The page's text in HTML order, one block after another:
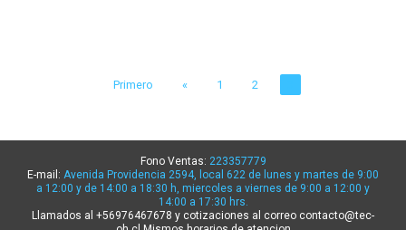
Primero « 1 2
Fono Ventas: 223357779
E-mail: Avenida Providencia 2594, local 622 de lunes y martes de 9:00
a 12:00 y de 14:00 a 18:30 h, miercoles a viernes de 9:00 a 12:00 y
14:00 a 17:30 hrs.
Llamados al +56976467678 y cotizaciones al correo contacto@tec-